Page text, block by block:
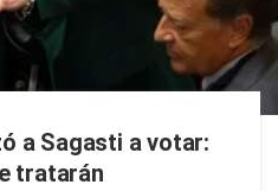
a Sagasti a votar:
tratarán